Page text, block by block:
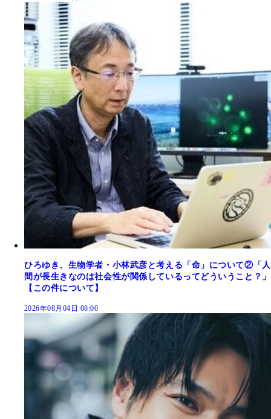
ひろゆき、生物学者・小林武彦と考える「命」について②「人
間が長生きなのは社会性が関係しているってどういうこと？」
【この件について】
2026年08月04日 08:00